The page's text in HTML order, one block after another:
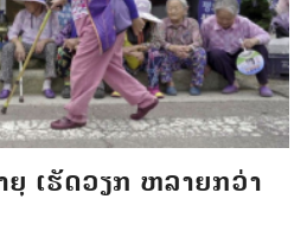
ເຮັດວຽກ ຫລາຍກວ່າ